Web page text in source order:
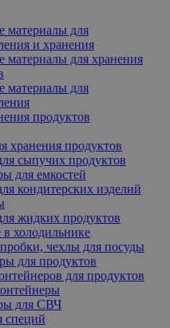
материалы для
и хранения
материалы для хранения
материалы для
продуктов
хранения продуктов
сыпучих продуктов
для емкостей
кондитерских изделий
жидких продуктов
холодильнике
чехлы для посуды
для продуктов
для продуктов
для СВЧ
специй